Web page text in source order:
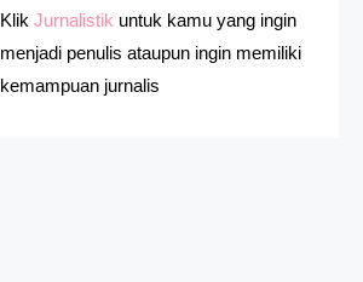
KlikJurnalistik untuk kamu yang ingin
menjadi penulis ataupun ingin memiliki
kemampuan jurnalis